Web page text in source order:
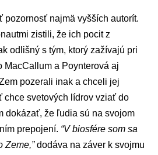
pozornosť najmä vyšších autorít.
zistili, že ich pocit z
odlišný s tým, ktorý zažívajú pri
MacCallum a Poynterová aj
pozerali inak a chceli jej
chce svetových lídrov vziať do
dokázať, že ľudia sú na svojom
prepojení. “V biosfére som sa
Zeme,”dodáva na záver k svojmu